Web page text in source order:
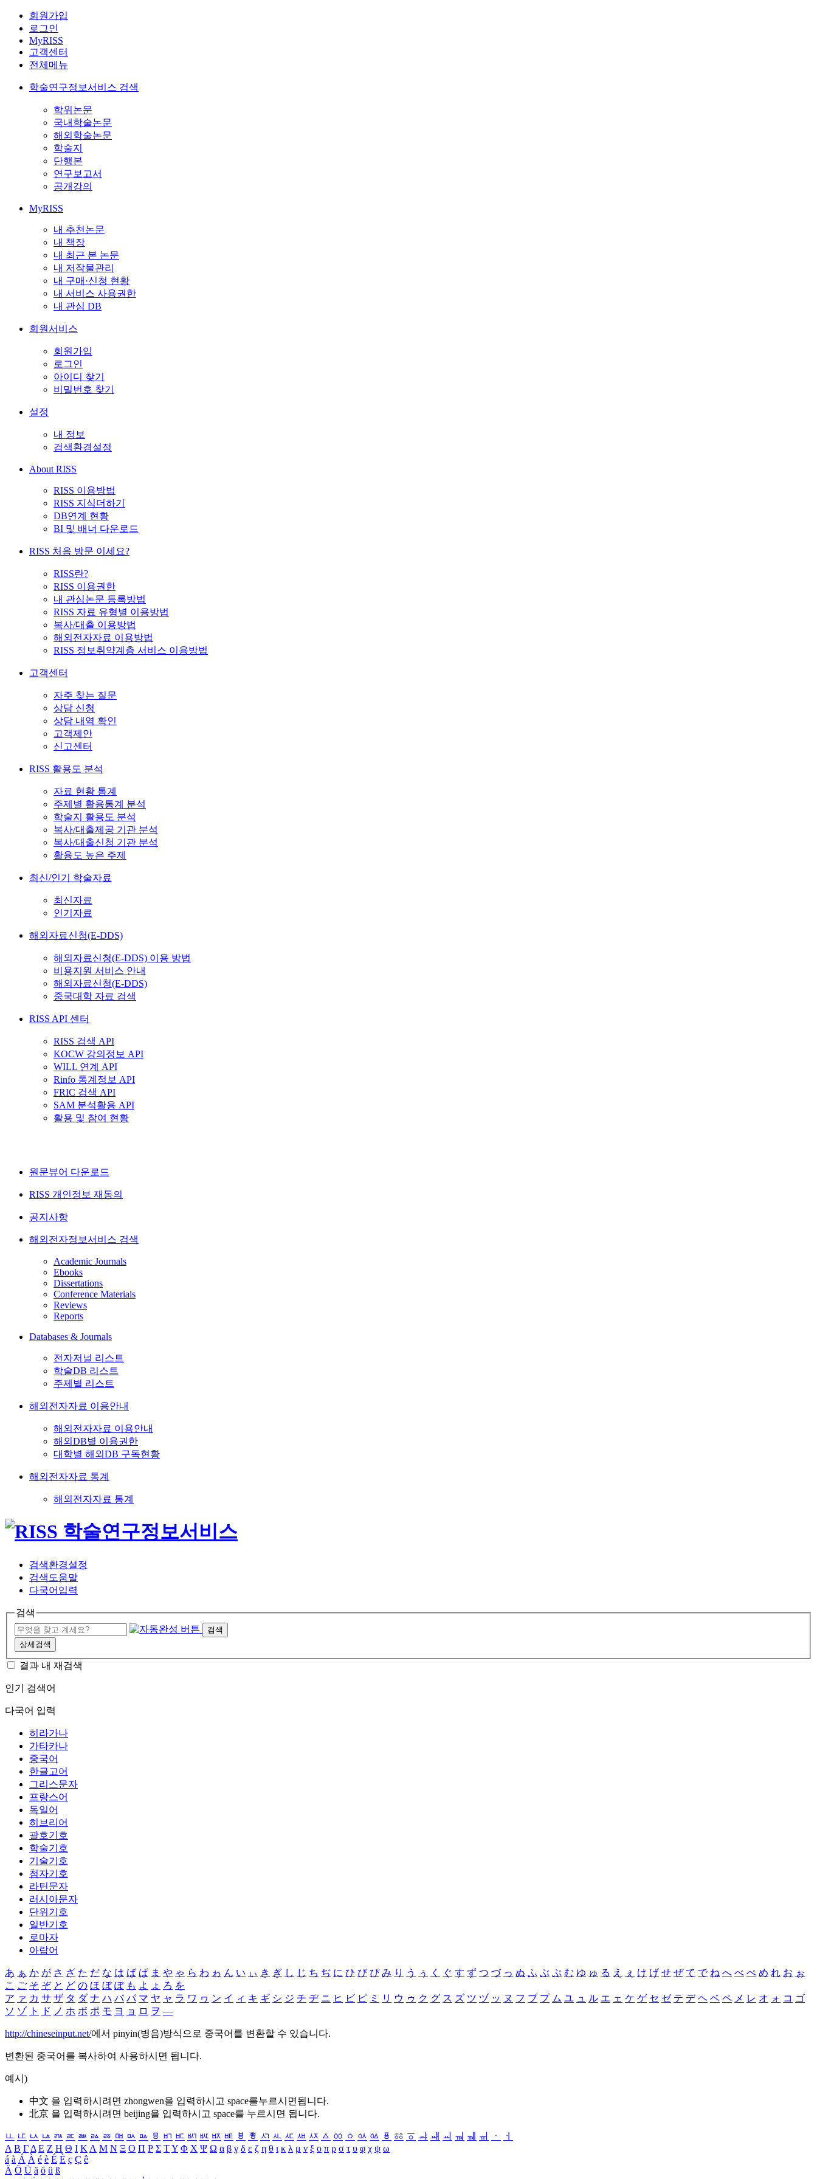
회원가입
로그인
MyRISS
고객센터
전체메뉴
학술연구정보서비스 검색
학위논문
국내학술논문
해외학술논문
학술지
단행본
연구보고서
공개강의
MyRISS
내 추천논문
내 책장
내 최근 본 논문
내 저작물관리
내 구매·신청 현황
내 서비스 사용권한
내 관심 DB
회원서비스
회원가입
로그인
아이디 찾기
비밀번호 찾기
설정
내 정보
검색환경설정
About RISS
RISS 이용방법
RISS 지식더하기
DB연계 현황
BI 및 배너 다운로드
RISS 처음 방문 이세요?
RISS란?
RISS 이용권한
내 관심논문 등록방법
RISS 자료 유형별 이용방법
복사/대출 이용방법
해외전자자료 이용방법
RISS 정보취약계층 서비스 이용방법
고객센터
자주 찾는 질문
상담 신청
상담 내역 확인
고객제안
신고센터
RISS 활용도 분석
자료 현황 통계
주제별 활용통계 분석
학술지 활용도 분석
복사/대출제공 기관 분석
복사/대출신청 기관 분석
활용도 높은 주제
최신/인기 학술자료
최신자료
인기자료
해외자료신청(E-DDS)
해외자료신청(E-DDS) 이용 방법
비용지원 서비스 안내
해외자료신청(E-DDS)
중국대학 자료 검색
RISS API 센터
RISS 검색 API
KOCW 강의정보 API
WILL 연계 API
Rinfo 통계정보 API
FRIC 검색 API
SAM 분석활용 API
활용 및 참여 현황
원문뷰어 다운로드
RISS 개인정보 재동의
공지사항
해외전자정보서비스 검색
Academic Journals
Ebooks
Dissertations
Conference Materials
Reviews
Reports
Databases & Journals
전자저널 리스트
학술DB 리스트
주제별 리스트
해외전자자료 이용안내
해외전자자료 이용안내
해외DB별 이용권한
대학별 해외DB 구독현황
해외전자자료 통계
해외전자자료 통계
검색환경설정
검색도움말
다국어입력
검색
검색
상세검색
결과 내 재검색
인기 검색어
다국어 입력
히라가나
가타카나
중국어
한글고어
그리스문자
프랑스어
독일어
히브리어
괄호기호
학술기호
기술기호
첨자기호
라틴문자
러시아문자
단위기호
일반기호
로마자
아랍어
あ ぁ か が さ ざ た だ な は ば ぱ ま や ゃ ら わ ゎ ん い ぃ き ぎ し じ ち ぢ に ひ び ぴ み り う ぅ く ぐ す ず つ づ っ ぬ ふ ぶ ぷ む ゆ ゅ る え ぇ け げ せ ぜ て で ね へ べ ぺ め れ お ぉ
こ ご そ ぞ と ど の ほ ぼ ぽ も よ ょ ろ を
ア ァ カ サ ザ タ ダ ナ ハ バ パ マ ヤ ャ ラ ワ ヮ ン イ ィ キ ギ シ ジ チ ヂ ニ ヒ ビ ピ ミ リ ウ ゥ ク グ ス ズ ツ ヅ ッ ヌ フ ブ プ ム ユ ュ ル エ ェ ケ ゲ セ ゼ テ デ ヘ ベ ペ メ レ オ ォ コ ゴ
ソ ゾ ト ド ノ ホ ボ ポ モ ヨ ョ ロ ヲ ―
http://chineseinput.net/에서 pinyin(병음)방식으로 중국어를 변환할 수 있습니다.
변환된 중국어를 복사하여 사용하시면 됩니다.
예시)
中文 을 입력하시려면 zhongwen을 입력하시고 space를누르시면됩니다.
北京 을 입력하시려면 beijing을 입력하시고 space를 누르시면 됩니다.
ㅥ ㅦ ㅧ ㅨ ㅩ ㅪ ㅫ ㅬ ㅭ ㅮ ㅯ ㅰ ㅱ ㅲ ㅳ ㅴ ㅵ ㅶ ㅷ ㅸ ㅹ ㅺ ㅻ ㅼ ㅽ ㅾ ㅿ ㆀ ㆁ ㆂ ㆃ ㆄ ㆅ ㆆ ㆇ ㆈ ㆉ ㆊ ㆋ ㆌ ㆍ
ㆎ
Α Β ΓΔ Ε Ζ Η Θ Ι ΚΛ Μ Ν Ξ Ο Π Ρ Σ ΤΥ Φ Χ Ψ Ω α β γ δ ε ζ η θ ι κ λ μ ν ξ ο π ρ σ τ υ φ χ ψ ω
á à Á À é è É È ç Ç ê
Ä Ö Ü ä ö ü ß